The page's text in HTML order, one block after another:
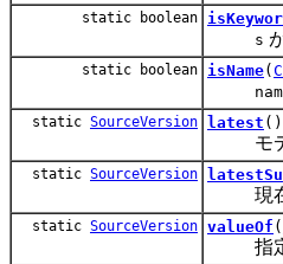
static boolean
s
static boolean isName(
static SourceVersion latest ()
モデ
static SourceVersion
現在の
static SourceVersion valueOf (
指定